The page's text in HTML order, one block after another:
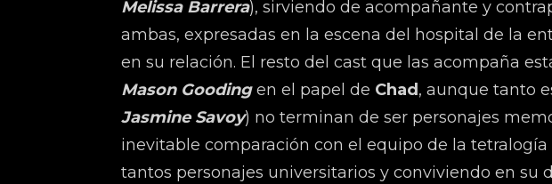
Melissa Barrera), sirviendo de acompañante y
ambas, expresadas en la escena del hospital de la
en su relación. El resto del cast que las acompaña
Mason Goodingen el papel de Chad , aunque tanto
Jasmine Savoy) no terminan de ser personajes
inevitable comparación con el equipo de la
tantos personajes universitarios y conviviendo en su